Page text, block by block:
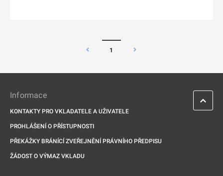
1
Informace
KONTAKTY PRO VKLADATELE A UŽIVATELE
PROHLÁŠENÍ O PŘÍSTUPNOSTI
PŘEKÁŽKY BRÁNÍCÍ ZVEŘEJNĚNÍ PRÁVNÍHO PŘEDPISU
ŽÁDOST O VÝMAZ VKLADU